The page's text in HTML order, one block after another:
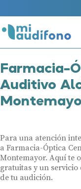
Farmacia-
Auditivo
Para una atención
a Farmacia-Óptica
Montemayor. Aquí te
gratuitas y un
de tu audición.